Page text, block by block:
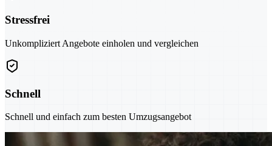
Stressfrei
Unkompliziert Angebote einholen und vergleichen
Schnell
Schnell und einfach zum besten Umzugsangebot